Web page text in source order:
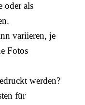
oder als
variieren, je
Fotos
werden?
für